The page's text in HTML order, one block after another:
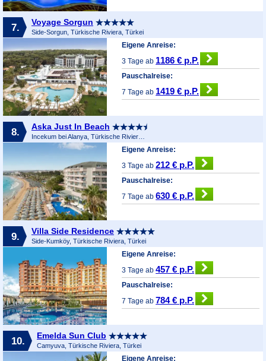
7. Voyage Sorgun
Side-Sorgun, Türkische Riviera, Türkei
Eigene Anreise:
3 Tage ab 1186 € p.P.
Pauschalreise:
7 Tage ab 1419 € p.P.
8. Aska Just In Beach
Incekum bei Alanya, Türkische Riviera, Türkei
Eigene Anreise:
3 Tage ab212 € p.P.
Pauschalreise:
7 Tage ab630 € p.P.
9. Villa Side Residence
Side-Kumköy, Türkische Riviera, Türkei
Eigene Anreise:
3 Tage ab457 € p.P.
Pauschalreise:
7 Tage ab784 € p.P.
10. Emelda Sun Club
Camyuva, Türkische Riviera, Türkei
Eigene Anreise: